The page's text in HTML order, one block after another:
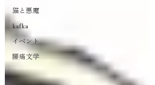
猫と悪魔
kafka
イベント
腰痛文学